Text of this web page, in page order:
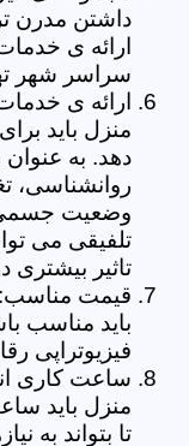
داشتن مدرن
ارائه ی
سراسر شهر
ارائه ی
منزل باید
دهد. به عنوان
روانشناسی،
وضعیت جسمی
تلفیقی می
تاثیر بیشتری
قیمت مناسب:
باید مناسب
فیزیوتراپی
ساعت کاری
منزل باید
تا بتواند به